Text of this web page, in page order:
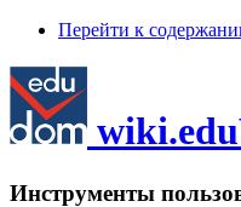
Перейти к
Инструменты